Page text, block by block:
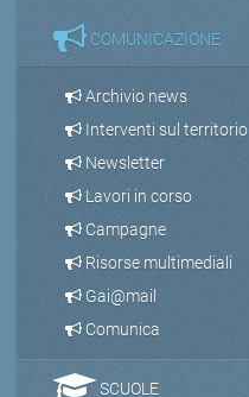
COMUNICAZIONE
Archivio news
Interventi sul territorio
Newsletter
Lavori in corso
Campagne
Risorse multimediali
Gai@mail
Comunica
SCUOLE